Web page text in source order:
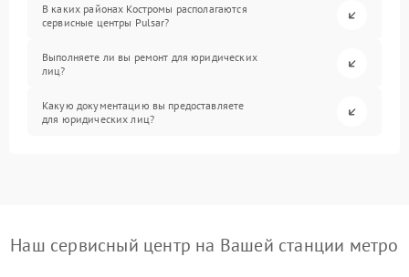
В каких районах Костромы располагаются
сервисные центры Pulsar?
Выполняете ли вы ремонт для юридических
лиц?
Какую документацию вы предоставляете
для юридических лиц?
Наш сервисный центр на Вашей станции метро